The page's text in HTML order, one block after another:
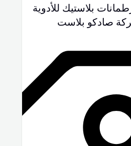
بلاستيك للأدوية
صادكو بلاست